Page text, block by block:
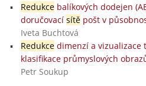
Redukcebalíkových dodejen
doručovací sítěpošt v
Iveta Buchtová
Redukcedimenzí a vizualizace
klasifikace průmyslových
Petr Soukup